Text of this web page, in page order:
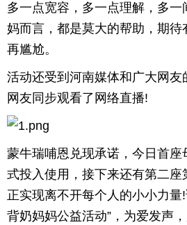
多一点宽容，多一点理解，多
妈而言，都是莫大的帮助，期待
再尴尬。
活动还受到河南媒体和广大网
网友同步观看了网络直播!
蒙牛瑞哺恩兑现承诺，今日首座
式投入使用，接下来还有第二
正实现离不开每个人的小小力量
背奶妈妈公益活动”，为爱发声